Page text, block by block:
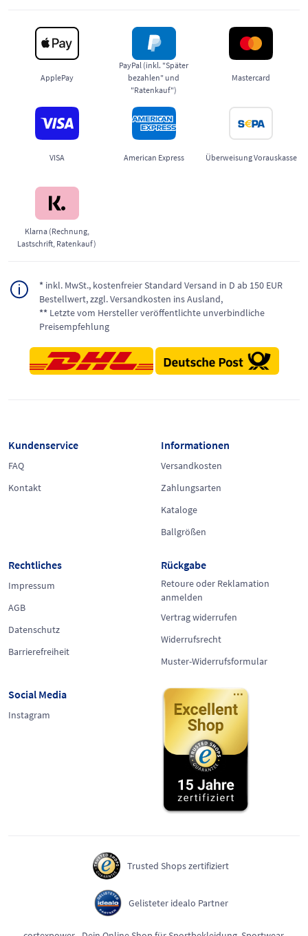
ApplePay
PayPal (inkl. "Später
bezahlen" und
"Ratenkauf")
Mastercard
VISA American Express Überweisung Vorauskasse
Klarna (Rechnung,
Lastschrift, Ratenkauf)
* inkl. MwSt., kostenfreier Standard Versand in D ab 150 EUR
Bestellwert, zzgl. Versandkosten ins Ausland,
** Letzte vom Hersteller veröffentlichte unverbindliche
Preisempfehlung
Kundenservice
FAQ
Kontakt
Informationen
Versandkosten
Zahlungsarten
Kataloge
Ballgrößen
Rechtliches
Impressum
AGB
Datenschutz
Barrierefreiheit
Rückgabe
Retoure oder Reklamation
anmelden
Vertrag widerrufen
Widerrufsrecht
Muster-Widerrufsformular
Social Media
Instagram
Trusted Shops zertifiziert
Gelisteter idealo Partner